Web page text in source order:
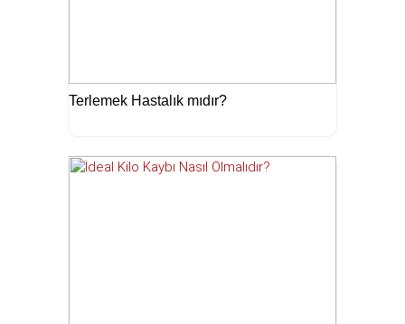
Terlemek Hastalık mıdır?